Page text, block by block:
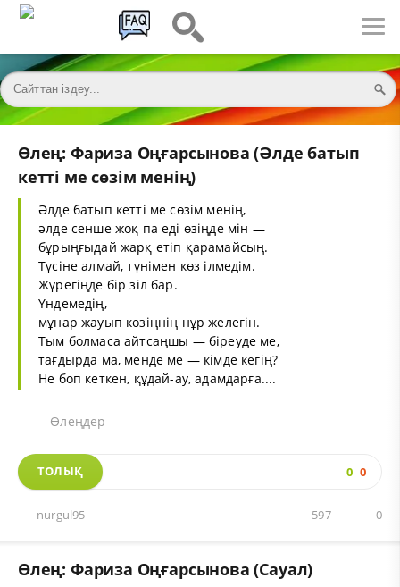
Өлең: Фариза Оңғарсынова (Әлде батып
кетті ме сөзім менің)
Әлде батып кетті ме сөзім менің,
әлде сенше жоқ па еді өзіңде мін —
бұрыңғыдай жарқ етіп қарамайсың.
Түсіне алмай, түнімен көз ілмедім.
Жүрегіңде бір зіл бар.
Үндемедің,
мұнар жауып көзіңнің нұр желегін.
Тым болмаса айтсаңшы — біреуде ме,
тағдырда ма, менде ме — кімде кегің?
Не боп кеткен, құдай-ау, адамдарға....
Өлеңдер
ТОЛЫҚ 0 0
nurgul95 0
597
Өлең: Фариза Оңғарсынова (Сауал)